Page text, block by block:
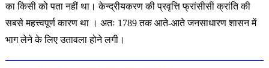
का किसी को पता नहीं था। केन्द्रीयकरण की प्रवृत्ति फ्रांसीसी क्रांति की
सबसे महत्त्वपूर्ण कारण था । अतः 1789 तक आते-आते जनसाधारण शासन में
भाग लेने के लिए उतावला होने लगी।